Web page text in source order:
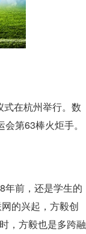
在杭州举行。数
第63棒火炬手。
年前，还是学生的
的兴起，方毅创
，方毅也是多跨融